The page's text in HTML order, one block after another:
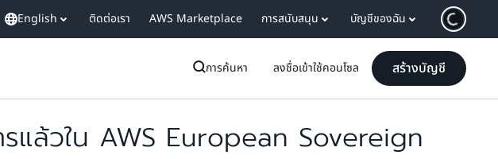
English ติดต่อเรา AWS Marketplace การสนับสนุน บัญชีของฉัน
การค้นหา ลงชื่อเข้าใช้คอนโซล สร้างบัญชี
ล้วใน AWS European Sovereign